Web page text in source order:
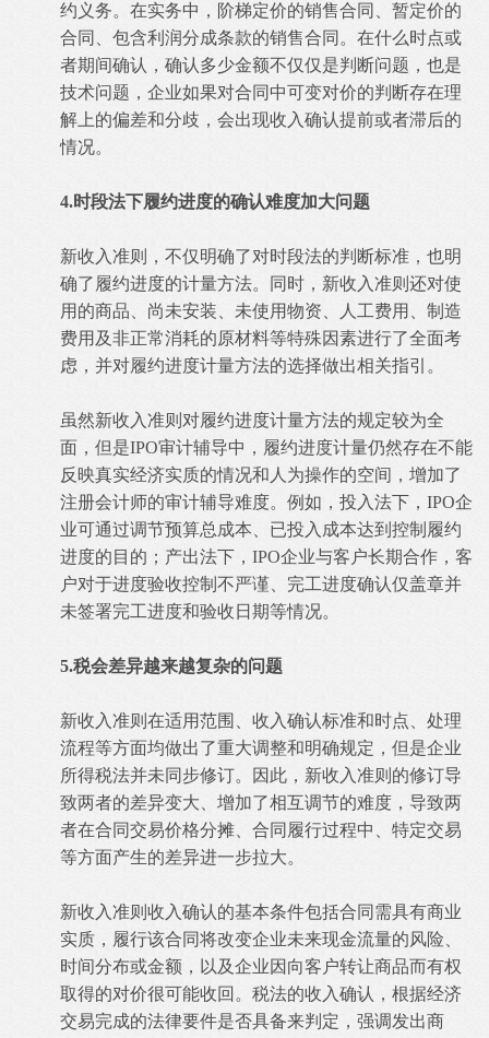
约义务。在实务中，阶梯定价的销售合同、暂定价的
合同、包含利润分成条款的销售合同。在什么时点或
者期间确认，确认多少金额不仅仅是判断问题，也是
技术问题，企业如果对合同中可变对价的判断存在理
解上的偏差和分歧，会出现收入确认提前或者滞后的
情况。
4.时段法下履约进度的确认难度加大问题
新收入准则，不仅明确了对时段法的判断标准，也明
确了履约进度的计量方法。同时，新收入准则还对使
用的商品、尚未安装、未使用物资、人工费用、制造
费用及非正常消耗的原材料等特殊因素进行了全面考
虑，并对履约进度计量方法的选择做出相关指引。
虽然新收入准则对履约进度计量方法的规定较为全
面，但是IPO审计辅导中，履约进度计量仍然存在不能
反映真实经济实质的情况和人为操作的空间，增加了
注册会计师的审计辅导难度。例如，投入法下，IPO企
业可通过调节预算总成本、已投入成本达到控制履约
进度的目的；产出法下，IPO企业与客户长期合作，客
户对于进度验收控制不严谨、完工进度确认仅盖章并
未签署完工进度和验收日期等情况。
5.税会差异越来越复杂的问题
新收入准则在适用范围、收入确认标准和时点、处理
流程等方面均做出了重大调整和明确规定，但是企业
所得税法并未同步修订。因此，新收入准则的修订导
致两者的差异变大、增加了相互调节的难度，导致两
者在合同交易价格分摊、合同履行过程中、特定交易
等方面产生的差异进一步拉大。
新收入准则收入确认的基本条件包括合同需具有商业
实质，履行该合同将改变企业未来现金流量的风险、
时间分布或金额，以及企业因向客户转让商品而有权
取得的对价很可能收回。税法的收入确认，根据经济
交易完成的法律要件是否具备来判定，强调发出商